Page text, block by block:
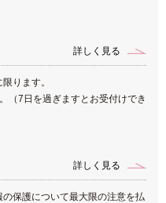
詳しく見る
ります。
（7日を過ぎますとお受付けでき
詳しく見る
保護について最大限の注意を払